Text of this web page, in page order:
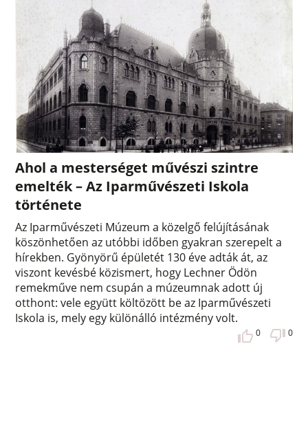
Ahol a mesterséget művészi szintre
emelték – Az Iparművészeti Iskola
története
Az Iparművészeti Múzeum a közelgő felújításának
köszönhetően az utóbbi időben gyakran szerepelt a
hírekben. Gyönyörű épületét 130 éve adták át, az
viszont kevésbé közismert, hogy Lechner Ödön
remekműve nem csupán a múzeumnak adott új
otthont: vele együtt költözött be az Iparművészeti
Iskola is, mely egy különálló intézmény volt.
0 0